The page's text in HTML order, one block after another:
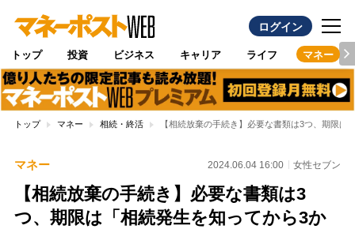
ログイン
トップ 投資 ビジネス キャリア ライフ マネー
トップ マネー 相続・終活 【相続放棄の手続き】必要な書類は3つ、期限
マネー 2024.06.04 16:00 女性セブン
【相続放棄の手続き】必要な書類は3
つ、期限は「相続発生を知ってから3か